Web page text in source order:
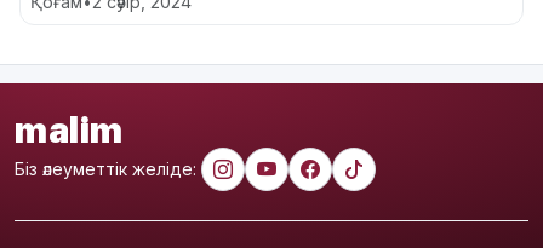
malim
Біз әлеуметтік желіде: